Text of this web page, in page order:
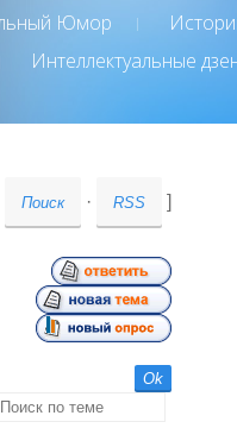
Юмор
Интеллектуальные
Поиск · RSS ]